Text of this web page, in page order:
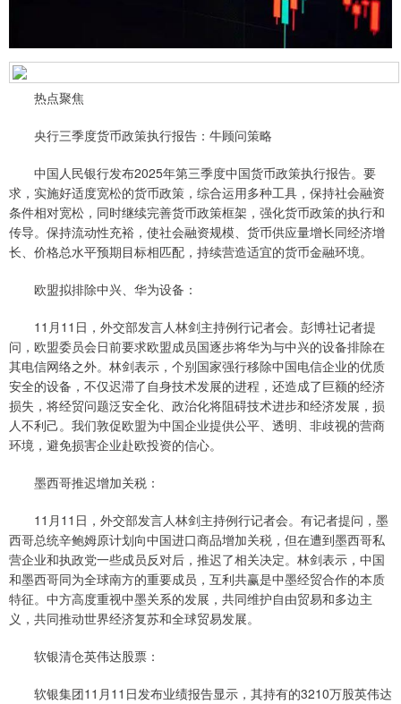
热点聚焦
央行三季度货币政策执行报告：牛顾问策略
中国人民银行发布2025年第三季度中国货币政策执行报告。要
求，实施好适度宽松的货币政策，综合运用多种工具，保持社会融资
条件相对宽松，同时继续完善货币政策框架，强化货币政策的执行和
传导。保持流动性充裕，使社会融资规模、货币供应量增长同经济增
长、价格总水平预期目标相匹配，持续营造适宜的货币金融环境。
欧盟拟排除中兴、华为设备：
11月11日，外交部发言人林剑主持例行记者会。彭博社记者提
问，欧盟委员会日前要求欧盟成员国逐步将华为与中兴的设备排除在
其电信网络之外。林剑表示，个别国家强行移除中国电信企业的优质
安全的设备，不仅迟滞了自身技术发展的进程，还造成了巨额的经济
损失，将经贸问题泛安全化、政治化将阻碍技术进步和经济发展，损
人不利己。我们敦促欧盟为中国企业提供公平、透明、非歧视的营商
环境，避免损害企业赴欧投资的信心。
墨西哥推迟增加关税：
11月11日，外交部发言人林剑主持例行记者会。有记者提问，墨
西哥总统辛鲍姆原计划向中国进口商品增加关税，但在遭到墨西哥私
营企业和执政党一些成员反对后，推迟了相关决定。林剑表示，中国
和墨西哥同为全球南方的重要成员，互利共赢是中墨经贸合作的本质
特征。中方高度重视中墨关系的发展，共同维护自由贸易和多边主
义，共同推动世界经济复苏和全球贸易发展。
软银清仓英伟达股票：
软银集团11月11日发布业绩报告显示，其持有的3210万股英伟达